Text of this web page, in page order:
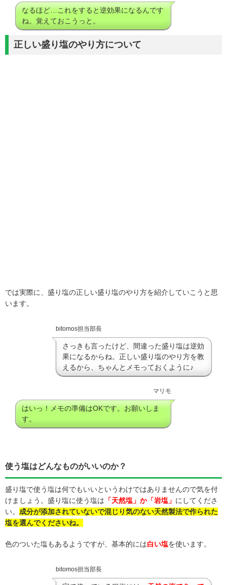
なるほど…これをすると逆効果になるんです
ね。覚えておこうっと。
正しい盛り塩のやり方について
では実際に、盛り塩の正しい盛り塩のやり方を紹介していこうと思
います。
bitomos担当部長
さっきも言ったけど、間違った盛り塩は逆効
果になるからね。正しい盛り塩のやり方を教
えるから、ちゃんとメモっておくように♪
マリモ
はいっ！メモの準備はOKです。お願いしま
す。
使う塩はどんなものがいいのか？
盛り塩で使う塩は何でもいいというわけではありませんので気を付
けましょう。盛り塩に使う塩は 「天然塩」か「岩塩」 にしてくださ
い。 成分が添加されていないで混じり気のない天然製法で作られた
塩を選んでくださいね。
色のついた塩もあるようですが、基本的には白い塩を使います。
bitomos担当部長